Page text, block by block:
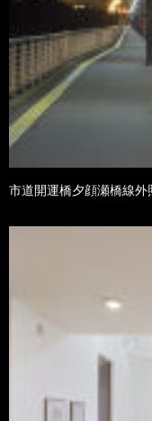
市道開運橋夕顔瀬橋線